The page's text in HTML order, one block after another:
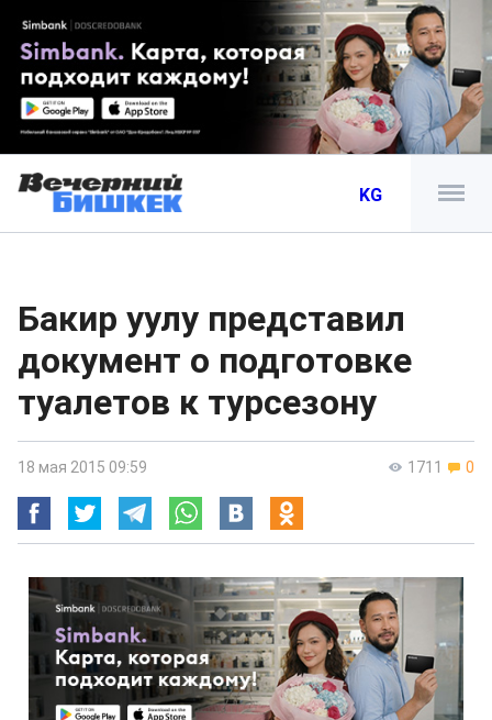
KG
Бакир уулу представил
документ о подготовке
туалетов к турсезону
1711 0
18 мая 2015 09:59